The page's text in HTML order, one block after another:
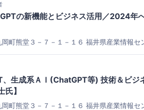
の新機能とビジネス活用／2024年
町熊堂３－７－１－１６ 福井県産業情報セ
、生成系ＡＩ(ChatGPT等) 技術＆ビジ
】
町熊堂３－７－１－１６ 福井県産業情報セ